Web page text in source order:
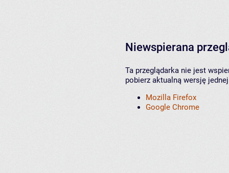
Niewspierana
Ta przeglądarka nie jest
pobierz aktualną wersję
Mozilla Firefox
Google Chrome